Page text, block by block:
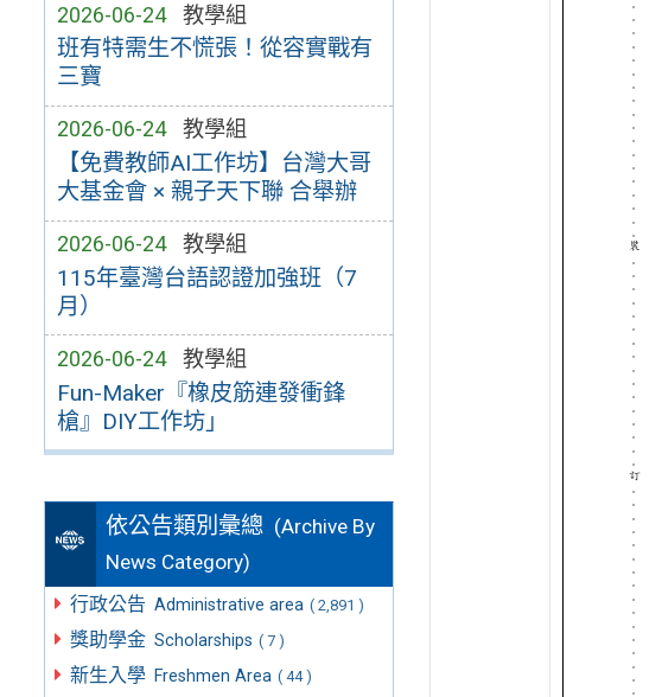
2026-06-24 教學組
班有特需生不慌張！從容實戰有
三寶
2026-06-24 教學組
【免費教師AI工作坊】台灣大哥
大基金會 × 親子天下聯 合舉辦
2026-06-24 教學組
115年臺灣台語認證加強班（7
月）
2026-06-24 教學組
Fun-Maker『橡皮筋連發衝鋒
槍』DIY工作坊」
依公告類別彙總 (Archive By
News Category)
行政公告 Administrative area ( 2,891 )
獎助學金 Scholarships ( 7 )
新生入學 Freshmen Area ( 44 )